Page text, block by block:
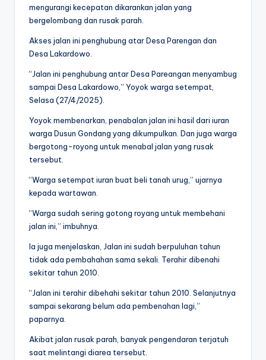
mengurangi kecepatan dikarankan jalan yang
bergelombang dan rusak parah.
Akses jalan ini penghubung atar Desa Parengan dan
Desa Lakardowo.
“Jalan ini penghubung antar Desa Pareangan menyambug
sampai Desa Lakardowo,” Yoyok warga setempat,
Selasa (27/4/2025).
Yoyok membenarkan, penabalan jalan ini hasil dari iuran
warga Dusun Gondang yang dikumpulkan. Dan juga warga
bergotong-royong untuk menabal jalan yang rusak
tersebut.
“Warga setempat iuran buat beli tanah urug,” ujarnya
kepada wartawan.
“Warga sudah sering gotong royang untuk membehani
jalan ini,” imbuhnya.
Ia juga menjelaskan, Jalan ini sudah berpuluhan tahun
tidak ada pembahahan sama sekali. Terahir dibenahi
sekitar tahun 2010.
“Jalan ini terahir dibehahi sekitar tahun 2010. Selanjutnya
sampai sekarang belum ada pembenahan lagi,”
paparnya.
Akibat jalan rusak parah, banyak pengendaran terjatuh
saat melintangi diarea tersebut.